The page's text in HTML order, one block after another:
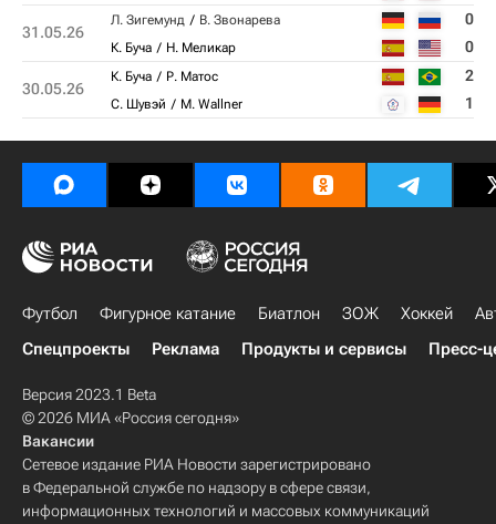
31.05.26
Л. Зигемунд В. Звонарева 0
К. Буча Н. Меликар 0
30.05.26
К. Буча Р. Матос 2
С. Шувэй M. Wallner 1
Футбол Фигурное катание Биатлон ЗОЖ Хоккей
Спецпроекты
Реклама Продукты и сервисы Пресс-
Версия 2023.1 Beta
© 2026 МИА «Россия сегодня»
Вакансии
Сетевое издание РИА Новости зарегистрировано
в Федеральной службе по надзору в сфере связи,
информационных технологий и массовых коммуникаций